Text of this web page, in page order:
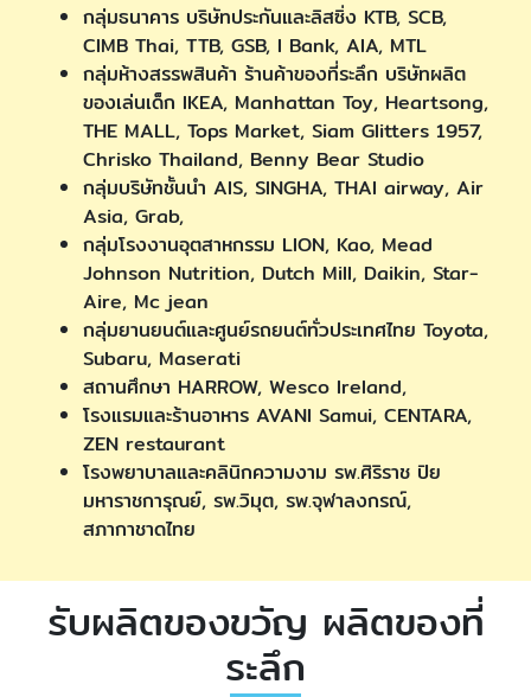
กลุ่มธนาคาร บริษัทประกันและลิสซิ่ง KTB, SCB,
CIMB Thai, TTB, GSB, I Bank, AIA, MTL
กลุ่มห้างสรรพสินค้า ร้านค้าของที่ระลึก บริษัทผลิต
ของเล่นเด็ก IKEA, Manhattan Toy, Heartsong,
THE MALL, Tops Market, Siam Glitters 1957,
Chrisko Thailand, Benny Bear Studio
กลุ่มบริษัทชั้นนำ AIS, SINGHA, THAI airway, Air
Asia, Grab,
กลุ่มโรงงานอุตสาหกรรม LION, Kao, Mead
Johnson Nutrition, Dutch Mill, Daikin, Star-
Aire, Mc jean
กลุ่มยานยนต์และศูนย์รถยนต์ทั่วประเทศไทย Toyota,
Subaru, Maserati
สถานศึกษา HARROW, Wesco Ireland,
โรงแรมและร้านอาหาร AVANI Samui, CENTARA,
ZEN restaurant
โรงพยาบาลและคลินิกความงาม รพ.ศิริราช ปิย
มหาราชการุณย์, รพ.วิมุต, รพ.จุฬาลงกรณ์,
สภากาชาดไทย
รับผลิตของขวัญ ผลิตของที่
ระลึก